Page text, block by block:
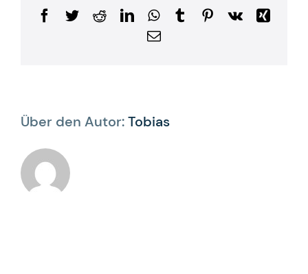
Facebook
TwitterRedditLinkedInWhatsApp
TumblrPinterest
Vk
Xing
E-
Über den Autor:Tobias